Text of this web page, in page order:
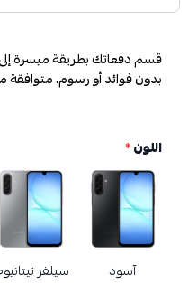
بدون فوائد أو رسوم.
اللون*
آسود سيلفر